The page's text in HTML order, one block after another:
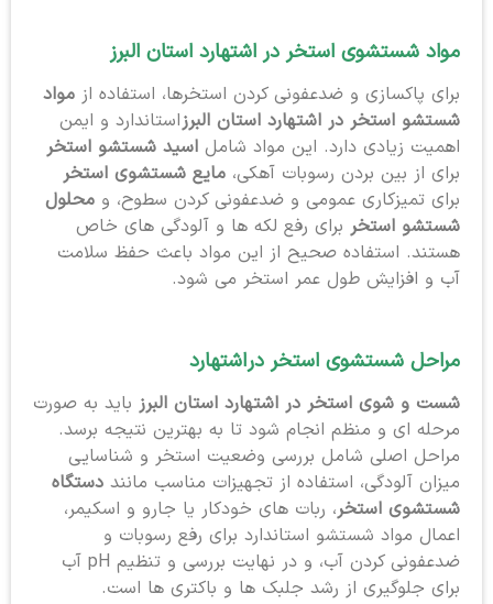
مواد شستشوی استخر در اشتهارد استان البرز
برای پاکسازی و ضدعفونی کردن استخرها، استفاده از مواد
شستشو استخر در اشتهارد استان البرزاستاندارد و ایمن
اهمیت زیادی دارد. این مواد شامل اسید شستشو استخر
برای از بین بردن رسوبات آهکی، مایع شستشوی استخر
برای تمیزکاری عمومی و ضدعفونی کردن سطوح، و محلول
شستشو استخربرای رفع لکه ها و آلودگی های خاص
هستند. استفاده صحیح از این مواد باعث حفظ سلامت
آب و افزایش طول عمر استخر می شود.
مراحل شستشوی استخر دراشتهارد
شست و شوی استخر در اشتهارد استان البرزباید به صورت
مرحله ای و منظم انجام شود تا به بهترین نتیجه برسد.
مراحل اصلی شامل بررسی وضعیت استخر و شناسایی
میزان آلودگی، استفاده از تجهیزات مناسب مانند دستگاه
شستشوی استخر، ربات های خودکار یا جارو و اسکیمر،
اعمال مواد شستشو استاندارد برای رفع رسوبات و
ضدعفونی کردن آب، و در نهایت بررسی و تنظیم pH آب
برای جلوگیری از رشد جلبک ها و باکتری ها است.